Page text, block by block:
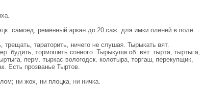
самоед, ременный аркан до 20 саж. для имки оленей в поле.
тараторить, ничего не слушая. Тырыкать вят.
будить, тормошить сонного. Тырыкуша об. вят. тырта, тыртыга,
перм. тыркас вологодск. колотыра, торгаш, перекупщик,
Есть прозванье Тыртов.
ни жох, ни плоцка, ни ничка.